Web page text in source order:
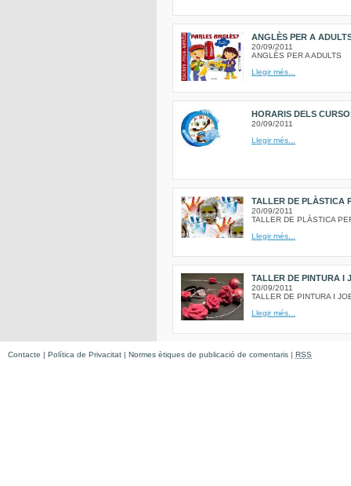
ANGLÈS PER A
20/09/2011
ANGLÈS PER A ADULTS
Llegir més...
HORARIS DELS
20/09/2011
Llegir més...
TALLER DE PLÀSTICA
20/09/2011
TALLER DE PLÀSTICA
Llegir més...
TALLER DE PINTURA I
20/09/2011
TALLER DE PINTURA I
Llegir més...
Contacte | Política de Privacitat | Normes ètiques de publicació de comentaris | RSS